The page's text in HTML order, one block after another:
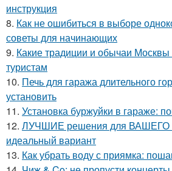
инструкция
8. Как не ошибиться в выборе
советы для начинающих
9. Какие традиции и обычаи Москвы
туристам
10. Печь для гаража длительного
установить
11. Установка буржуйки в гараже:
12. ЛУЧШИЕ решения для ВАШЕГО
идеальный вариант
13. Как убрать воду с приямка: